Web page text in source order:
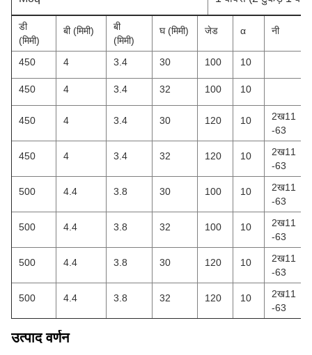
डी
(मिमी)
बी (मिमी)
बी
(मिमी)
घ (मिमी) जेड α नी
450 4 3.4 30 100 10
450 4 3.4 32 100 10
450 4 3.4 30 120 10
2ख11
-63
450 4 3.4 32 120 10
2ख11
-63
500 4.4 3.8 30 100 10
2ख11
-63
500 4.4 3.8 32 100 10
2ख11
-63
500 4.4 3.8 30 120 10
2ख11
-63
500 4.4 3.8 32 120 10
2ख11
-63
उत्पाद वर्णन